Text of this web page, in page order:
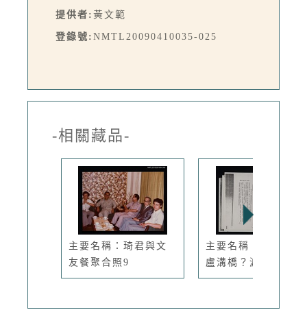
提供者: 黃文範
登錄號: NMTL20090410035-025
-相關藏品-
主要名稱：琦君與文
友餐聚合照9
主要名稱：蘆溝橋？
盧溝橋？瀘...